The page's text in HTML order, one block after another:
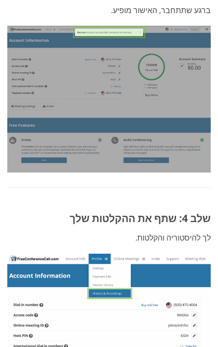
ברגע שתתחבר, האישור מופיע.
שלב 4: שתף את ההקלטות שלך
לך להיסטוריה והקלטות.